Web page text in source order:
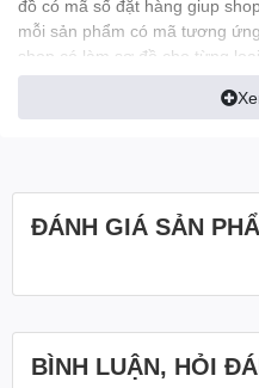
đồ có mã số đặt hàng giup
mỗi sản phẩm có mã tương
shop có làm sơ đồ cho từng
đồ có mã số đặt hàng giup
mỗi sản phẩm có mã tương
ĐÁNH GIÁ SẢN
BÌNH LUẬN, HỎI